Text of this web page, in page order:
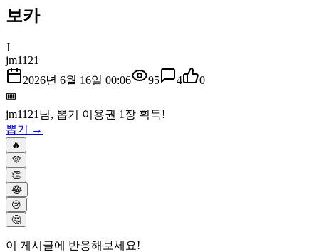
보카
J
jm1121
2026년 6월 16일 00:06
95 4
0
🎟️
jm1121 님, 뽑기 이용권 1 장 획득!
뽑기 →
🔥
💜
👏
😂
😢
🤔
이 게시글에 반응해보세요!